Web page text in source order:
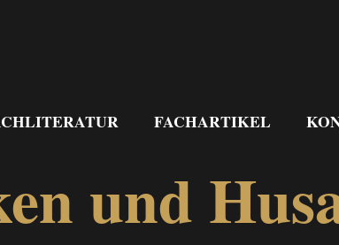
FACHARTIKEL
und